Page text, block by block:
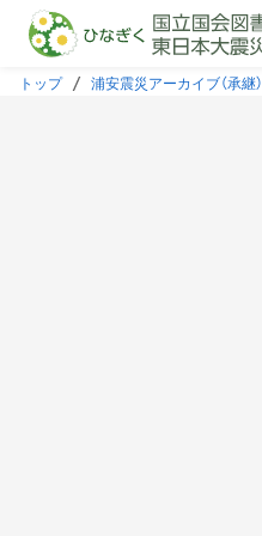
本文に飛ぶ
トップ 浦安震災アーカイブ（承継）